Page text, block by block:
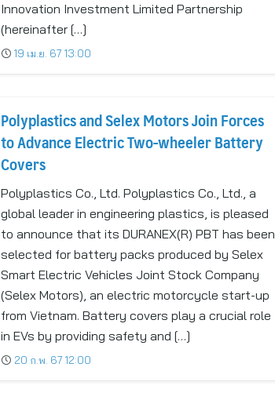
Innovation Investment Limited Partnership
(hereinafter […]
19 เม.ย. 67 13:00
Polyplastics and Selex Motors Join Forces
to Advance Electric Two-wheeler Battery
Covers
Polyplastics Co., Ltd. Polyplastics Co., Ltd., a
global leader in engineering plastics, is pleased
to announce that its DURANEX(R) PBT has been
selected for battery packs produced by Selex
Smart Electric Vehicles Joint Stock Company
(Selex Motors), an electric motorcycle start-up
from Vietnam. Battery covers play a crucial role
in EVs by providing safety and […]
20 ก.พ. 67 12:00